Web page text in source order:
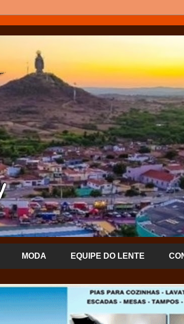
MODA EQUIPE DO LENTE